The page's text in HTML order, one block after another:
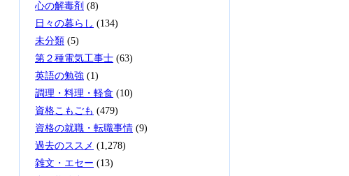
心の解毒剤 (8)
日々の暮らし (134)
未分類 (5)
第２種電気工事士 (63)
英語の勉強 (1)
調理・料理・軽食 (10)
資格こもごも (479)
資格の就職・転職事情 (9)
過去のススメ (1,278)
雑文・エセー (13)